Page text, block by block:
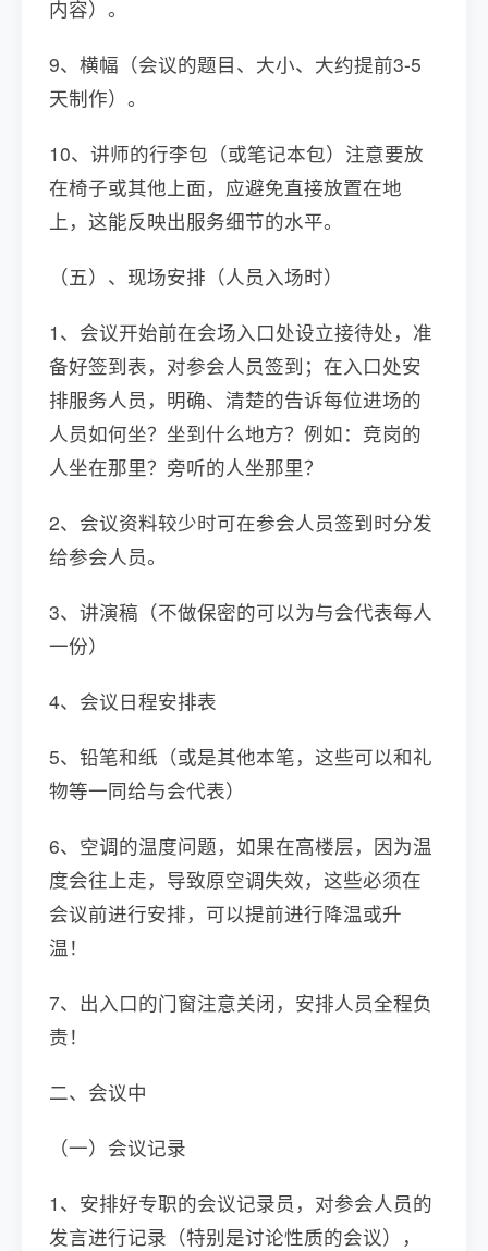
内容）。
9、横幅（会议的题目、大小、大约提前3-5
天制作）。
10、讲师的行李包（或笔记本包）注意要放
在椅子或其他上面，应避免直接放置在地
上，这能反映出服务细节的水平。
（五）、现场安排（人员入场时）
1、会议开始前在会场入口处设立接待处，准
备好签到表，对参会人员签到；在入口处安
排服务人员，明确、清楚的告诉每位进场的
人员如何坐？坐到什么地方？例如：竞岗的
人坐在那里？旁听的人坐那里？
2、会议资料较少时可在参会人员签到时分发
给参会人员。
3、讲演稿（不做保密的可以为与会代表每人
一份）
4、会议日程安排表
5、铅笔和纸（或是其他本笔，这些可以和礼
物等一同给与会代表）
6、空调的温度问题，如果在高楼层，因为温
度会往上走，导致原空调失效，这些必须在
会议前进行安排，可以提前进行降温或升
温！
7、出入口的门窗注意关闭，安排人员全程负
责！
二、会议中
（一）会议记录
1、安排好专职的会议记录员，对参会人员的
发言进行记录（特别是讨论性质的会议），